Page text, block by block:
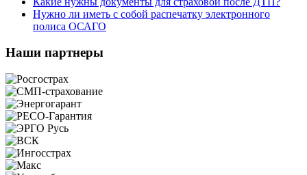
Нужно ли иметь с собой распечатку электронного
полиса ОСАГО
Наши партнеры